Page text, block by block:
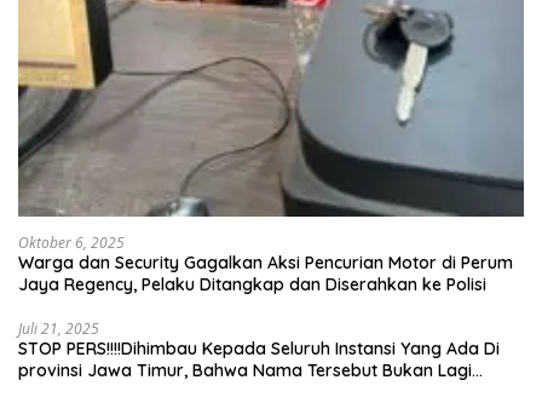
Oktober 6, 2025
Warga dan Security Gagalkan Aksi Pencurian Motor di Perum
Jaya Regency, Pelaku Ditangkap dan Diserahkan ke Polisi
Juli 21, 2025
STOP PERS!!!!Dihimbau Kepada Seluruh Instansi Yang Ada Di
provinsi Jawa Timur, Bahwa Nama Tersebut Bukan Lagi